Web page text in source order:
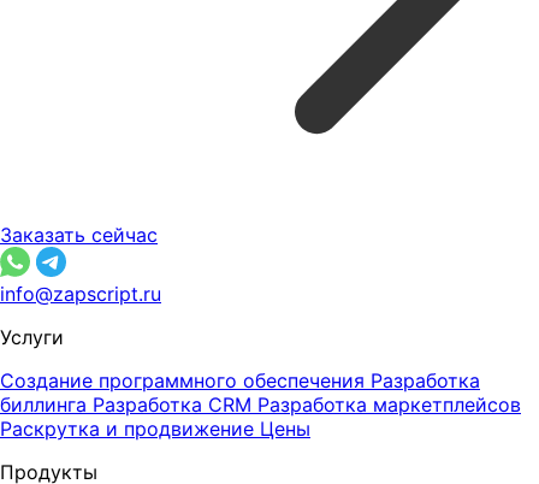
Заказать сейчас
info@zapscript.ru
Услуги
Создание программного обеспечения Разработка
биллинга Разработка CRM Разработка маркетплейсов
Раскрутка и продвижение Цены
Продукты